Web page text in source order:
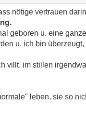
nötige vertrauen
geboren u. eine
u. ich bin
villt. im stillen
leben, sie so